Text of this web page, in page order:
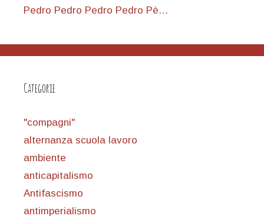
Pedro Pedro Pedro Pedro Pè…
Categorie
"compagni"
alternanza scuola lavoro
ambiente
anticapitalismo
Antifascismo
antimperialismo